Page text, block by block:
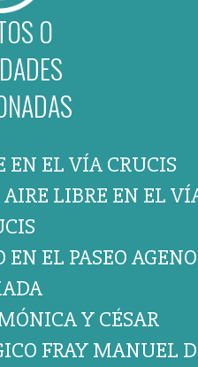
O
EN EL VÍA CRUCIS
LIBRE EN EL
EL PASEO
Y CÉSAR
FRAY MANUEL